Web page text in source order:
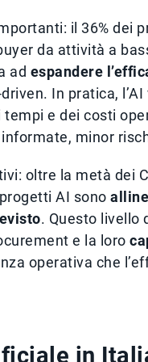
il 36% dei
da attività a
ad espandere
In pratica,
e dei costi
minor
oltre la metà dei
AI sono
. Questo livello
e la loro
operativa che
in